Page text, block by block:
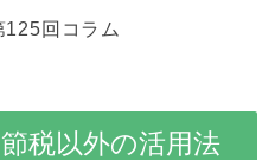
回コラム
税以外の活用法